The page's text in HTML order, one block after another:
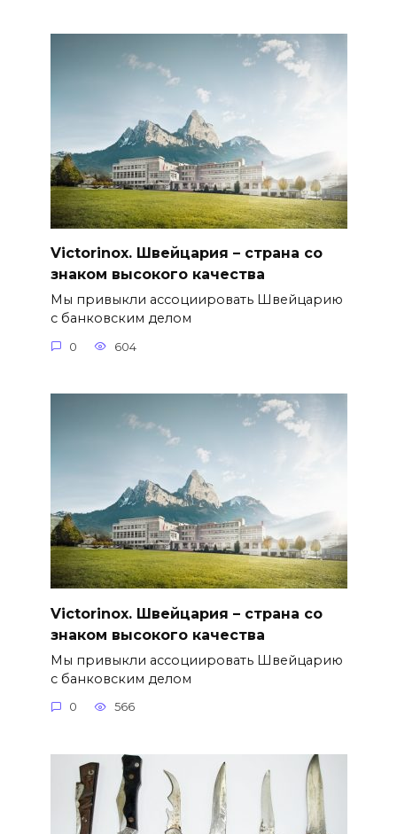
Victorinox. Швейцария – страна со
знаком высокого качества
Мы привыкли ассоциировать Швейцарию
с банковским делом
0 604
Victorinox. Швейцария – страна со
знаком высокого качества
Мы привыкли ассоциировать Швейцарию
с банковским делом
0 566